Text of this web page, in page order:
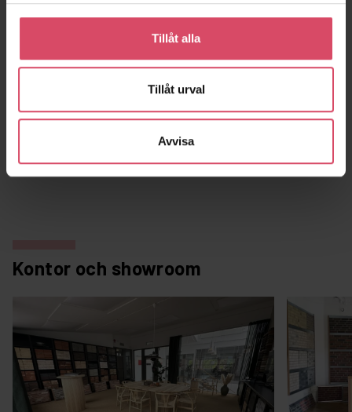
Tillåt alla
Tillåt urval
Avvisa
Kv Välbehaget
expand_moreVisa fler
Kontor och showroom